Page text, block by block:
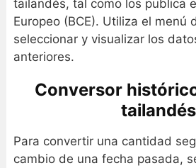
tailandés, tal como los publica
Europeo (BCE). Utiliza el menú
seleccionar y visualizar los
anteriores.
Conversor
tailandés
Para convertir una cantidad
cambio de una fecha pasada,